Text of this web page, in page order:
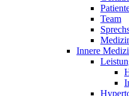
Team
Innere